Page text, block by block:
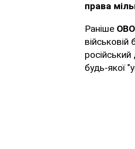
права
Раніше
будь-якої